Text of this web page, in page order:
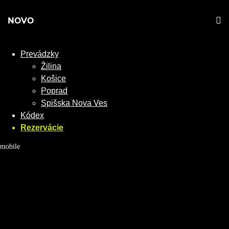
NOVO
Prevádzky
Žilina
Košice
Poprad
Spišska Nova Ves
Kódex
Rezervácie